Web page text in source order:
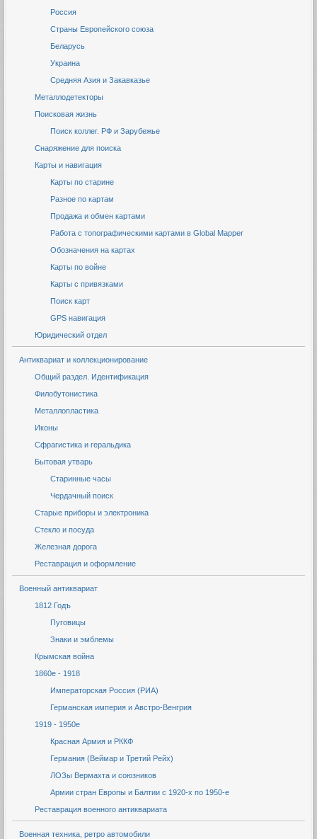
Россия
Страны Европейского союза
Беларусь
Украина
Средняя Азия и Закавказье
Металлодетекторы
Поисковая жизнь
Поиск коллег. РФ и Зарубежье
Снаряжение для поиска
Карты и навигация
Карты по старине
Разное по картам
Продажа и обмен картами
Работа с топографическими картами в Global Mapper
Обозначения на картах
Карты по войне
Карты с привязками
Поиск карт
GPS навигация
Юридический отдел
Антиквариат и коллекционирование
Общий раздел. Идентификация
Филобутонистика
Металлопластика
Иконы
Сфрагистика и геральдика
Бытовая утварь
Старинные часы
Чердачный поиск
Старые приборы и электроника
Стекло и посуда
Железная дорога
Реставрация и оформление
Военный антиквариат
1812 Годъ
Пуговицы
Знаки и эмблемы
Крымская война
1860е - 1918
Императорская Россия (РИА)
Германская империя и Австро-Венгрия
1919 - 1950е
Красная Армия и РККФ
Германия (Веймар и Третий Рейх)
ЛОЗы Вермахта и союзников
Армии стран Европы и Балтии с 1920-х по 1950-е
Реставрация военного антиквариата
Военная техника, ретро автомобили